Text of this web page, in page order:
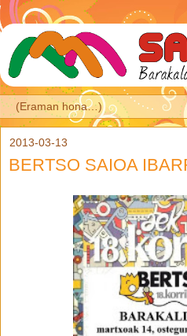
2013-03-13
BERTSO SAIOA